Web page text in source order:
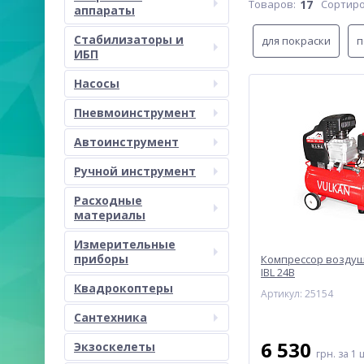
аппараты
Стабилизаторы и
ИБП
Насосы
Пневмоинструмент
Автоинструмент
Ручной инструмент
Расходные
материалы
Измерительные
приборы
Квадрокоптеры
Сантехника
Экзоскелеты
Товаров: 17
для покраски
Компрессор
IBL 24B
Артикул: 25154
6 530 грн. за 1